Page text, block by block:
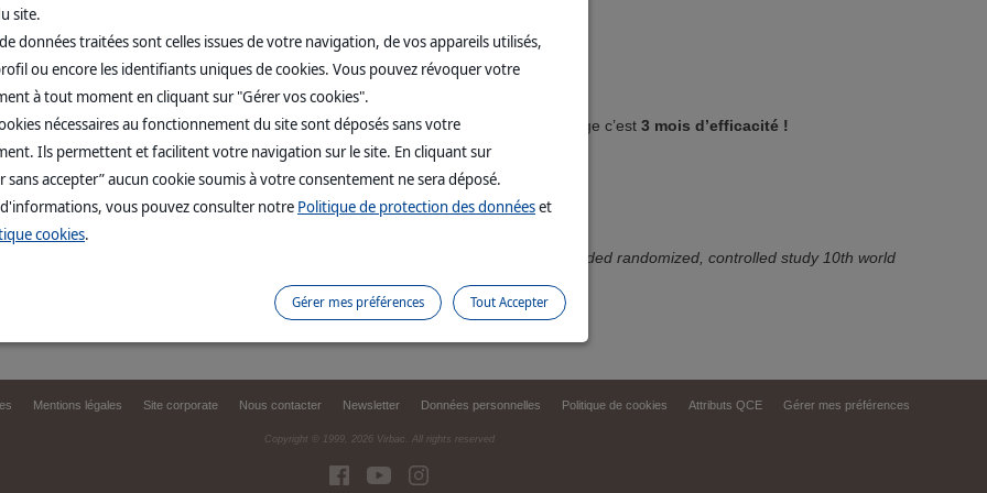
diffusion(3)
au choix du diffuseur, des solvants et de la mèche utilisés. Le 1 kit + 1 recharge c’est 3 mois d’efficacité !
du chat : est-ce que mon chat est stressé ?"
un changement p < 0.05%
of a new F3 fraction facial phéromone device on cat behavior : a single-blinded randomized, controlled study 10th world
ans animal sciences, may 2018, Osaka, Japon
et produit de référence
Mentions légales Site corporate Nous contacter Newsletter Données personnelles Politique de cookies Attributs QCE Gérer mes préférences
Copyright © 1999, 2026 Virbac. All rights reserved
site.
données traitées sont celles issues de votre navigation, de vos appareils utilisés,
ou encore les identifiants uniques de cookies. Vous pouvez révoquer votre
à tout moment en cliquant sur "Gérer vos cookies".
nécessaires au fonctionnement du site sont déposés sans votre
Ils permettent et facilitent votre navigation sur le site. En cliquant sur
sans accepter” aucun cookie soumis à votre consentement ne sera déposé.
vous pouvez consulter notre Politique de protection des donnéeset
cookies.
Tout Accepter
Gérer mes préférences